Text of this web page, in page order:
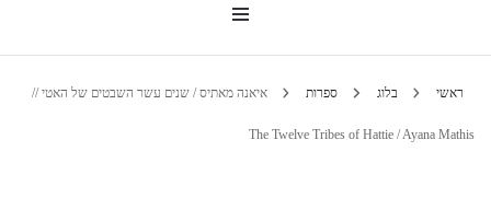
ראשי בלוג ספרות איאנה מאתיס / שנים עשר השבטים של האטי //
The Twelve Tribes of Hattie / Ayana Mathis